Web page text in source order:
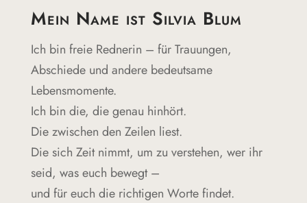
Mein Name ist Silvia Blum
Ich bin freie Rednerin – für Trauungen,
Abschiede und andere bedeutsame
Lebensmomente.
Ich bin die, die genau hinhört.
Die zwischen den Zeilen liest.
Die sich Zeit nimmt, um zu verstehen, wer ihr
seid, was euch bewegt –
und für euch die richtigen Worte findet.